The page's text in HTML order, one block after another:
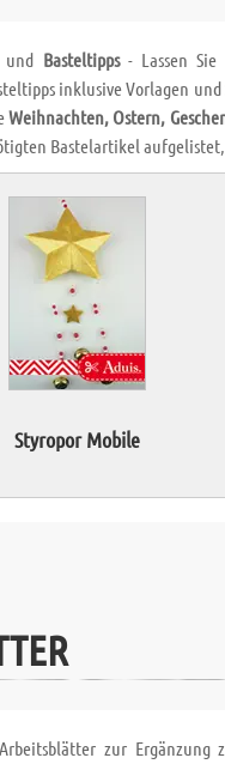
und Basteltipps- Lassen Sie
inklusive Vorlagen
Weihnachten, Ostern,
Bastelartikel
Styropor Mobile
zur Ergänzung